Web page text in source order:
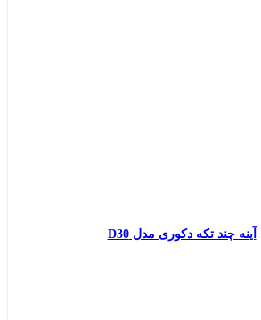
آینه چند تکه دکوری مدل D30